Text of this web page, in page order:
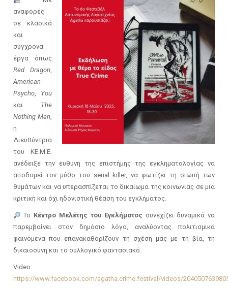
αναφορές
σε κλασικά
και
σύγχρονα
έργα όπως
Red Dragon,
American
Psycho, You
και The
Nothing Man,
η
Διευθύντρια
του ΚΕ.Μ.Ε.
ανέδειξε την ευθύνη της επιστήμης της εγκληματολογίας να
αποδομεί τον μύθο του serial killer, να φωτίζει τη σιωπή των
θυμάτων και να υπερασπίζεται το δικαίωμα της κοινωνίας σε μια
κριτική και όχι ηδονιστική θέαση του εγκλήματος.
Το Κέντρο Μελέτης του Εγκλήματος συνεχίζει δυναμικά να
παρεμβαίνει στον δημόσιο λόγο, αναλύοντας πολιτισμικά
φαινόμενα που επανακαθορίζουν τη σχέση μας με τη βία, τη
δικαιοσύνη και το συλλογικό φαντασιακό.
Video:
https://www.facebook.com/agatha.crime.festival/videos/